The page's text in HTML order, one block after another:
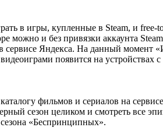
в игры, купленные в Steam, и free-
можно и без привязки аккаунта
сервисе Яндекса. На данный момент
появится на устройствах
фильмов и сериалов на
сезон целиком и смотреть все
«Беспринципных».